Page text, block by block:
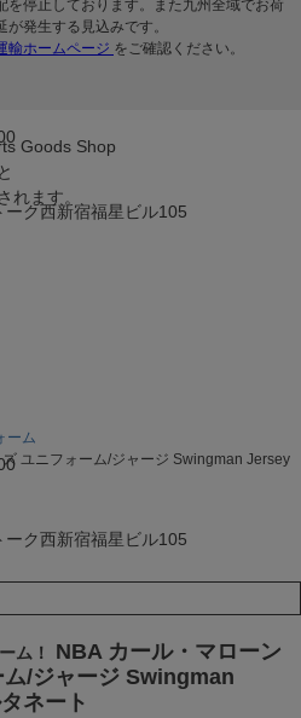
ク西新宿福星ビル105
ク西新宿福星ビル105
れます。
ーム
ユニフォーム/ジャージ Swingman Jersey
ム！
NBA カール・マローン
/ジャージ Swingman
ネート